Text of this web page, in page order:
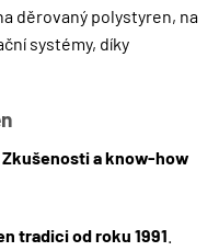
děrovaný polystyren, na
systémy, díky
Zkušenosti a know-how
tradici od roku 1991